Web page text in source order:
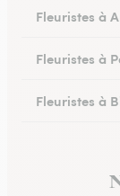
Fleuristes à
Fleuristes à
Fleuristes à
Fleuristes à